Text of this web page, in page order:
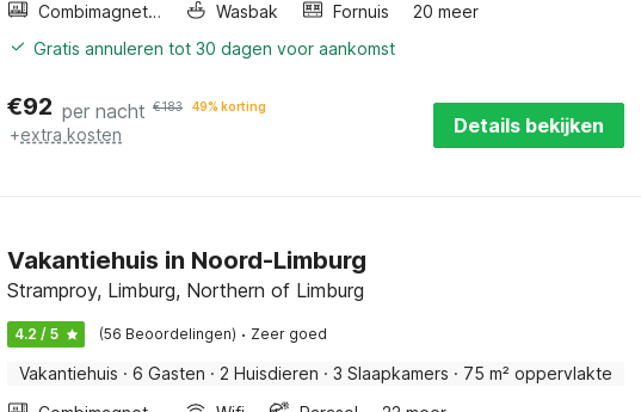
Combimagnetron
Wasbak Fornuis
20 meer
Gratis annuleren tot 30 dagen voor aankomst
€92 per nacht €183 49% korting
+extra kosten Details bekijken
Vakantiehuis in Noord-Limburg
Stramproy, Limburg, Northern of Limburg
4.2 / 5 (56 Beoordelingen) · Zeer goed
Vakantiehuis · 6 Gasten · 2 Huisdieren · 3 Slaapkamers · 75 m² oppervlakte